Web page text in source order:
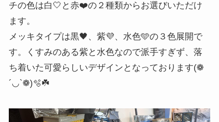
チの色は白🤍と赤❤️の２種類からお選びいただけ
ます。
メッキタイプは黒🖤、紫💜、水色🩵の３色展開で
す。くすみのある紫と水色なので派手すぎず、落
ち着いた可愛らしいデザインとなっております(❁
´◡`❁)🫧☘️